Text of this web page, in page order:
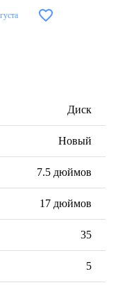
Диск
Новый
7.5 дюймов
17 дюймов
35
5